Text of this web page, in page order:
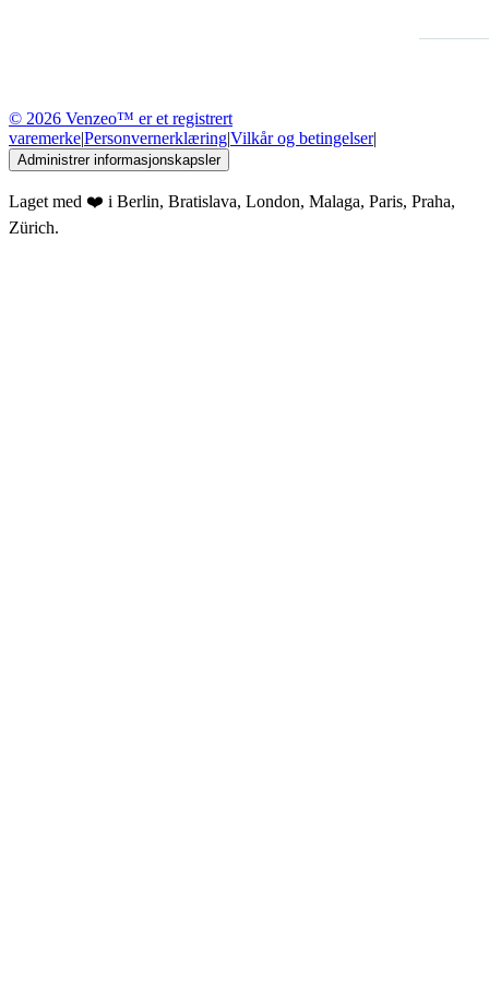
© 2026 Venzeo™ er et registrert
varemerke|Personvernerklæring|Vilkår og betingelser|
Administrer informasjonskapsler
Laget med ❤️ i Berlin, Bratislava, London, Malaga, Paris, Praha,
Zürich.